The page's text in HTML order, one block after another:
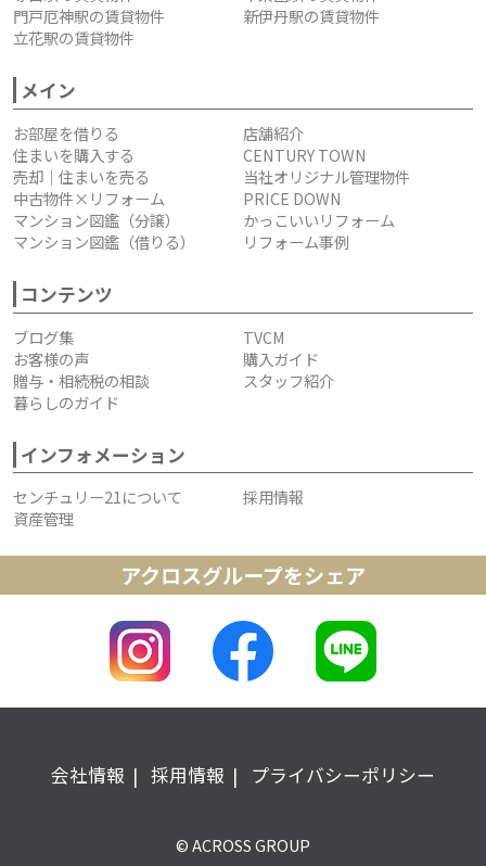
門戸厄神駅の賃貸物件
新伊丹駅の賃貸物件
立花駅の賃貸物件
メイン
お部屋を借りる
店舗紹介
住まいを購入する
CENTURY TOWN
売却｜住まいを売る
当社オリジナル管理物件
中古物件×リフォーム
PRICE DOWN
マンション図鑑（分譲）
かっこいいリフォーム
マンション図鑑（借りる）
リフォーム事例
コンテンツ
ブログ集
TVCM
お客様の声
購入ガイド
贈与・相続税の相談
スタッフ紹介
暮らしのガイド
インフォメーション
センチュリー21について
採用情報
資産管理
アクロスグループをシェア
会社情報 採用情報 プライバシーポリシー
© ACROSS GROUP